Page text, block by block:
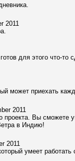
2011
для этого что-то
может приехать
2011
проекта. Вы сможете
в Индию!
2011
умеет работать